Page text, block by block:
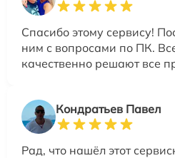
Спасибо этому сервису!
ним с вопросами по ПК.
качественно решают все
Кондратьев Павел
Рад, что нашёл этот